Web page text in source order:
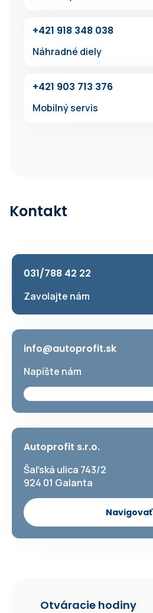
+4‍21 918 34‍8 038
Náhradné diely
+421 903 713 376
Mobilný servis
Kontakt
031/788 42 22
Zavolajte nám
info@autoprofit.sk
Napíšte nám
Autoprofit s.r.o.
Šaľská ulica 743/2
924 01 Galanta
Navigovať
Otváracie hodiny